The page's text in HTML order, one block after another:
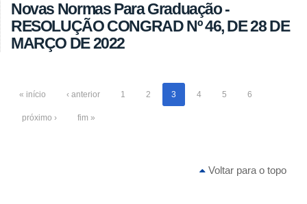
Novas Normas Para Graduação -
RESOLUÇÃO CONGRAD Nº 46, DE 28 DE
MARÇO DE 2022
« início ‹ anterior 1 2 3 4 5 6
próximo › fim »
Voltar para o topo